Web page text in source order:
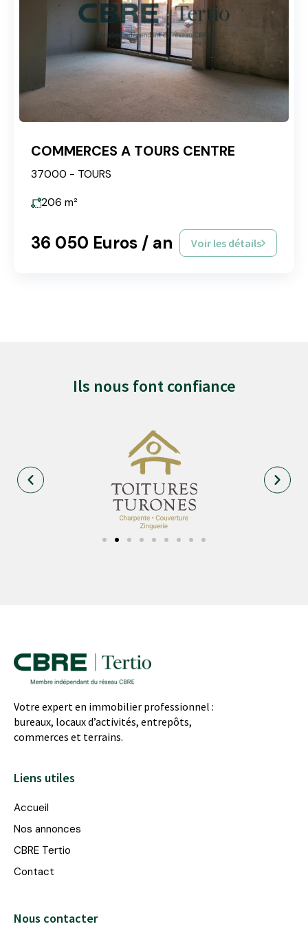
COMMERCES A TOURS CENTRE
37000 - TOURS
206 m²
36 050 Euros / an Voir les détails
Ils nous font confiance
Votre expert en immobilier professionnel :
bureaux, locaux d’activités, entrepôts,
commerces et terrains.
Liens utiles
Accueil
Nos annonces
CBRE Tertio
Contact
Nous contacter